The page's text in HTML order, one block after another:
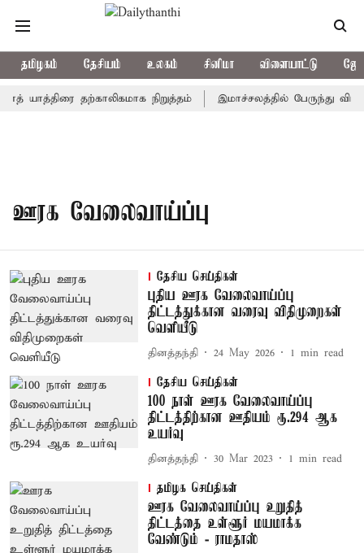
தமிழகம் தேசியம் உலகம் சினிமா விளையாட்டு
யாத்திரை தற்காலிகமாக நிறுத்தம் இமாச்சலத்தில் பேருந்து
ஊரக வேலைவாய்ப்பு
தேசிய செய்திகள்
புதிய ஊரக வேலைவாய்ப்பு
திட்டத்துக்கான வரைவு விதிமுறைகள்
வெளியீடு
தினத்தந்தி 24 May 2026 1 min read
தேசிய செய்திகள்
100 நாள் ஊரக வேலைவாய்ப்பு
திட்டத்திற்கான ஊதியம் ரூ.294 ஆக
உயர்வு
தினத்தந்தி 30 Mar 2023 1 min read
தமிழக செய்திகள்
ஊரக வேலைவாய்ப்பு உறுதித்
திட்டத்தை உள்ளூர் மயமாக்க
வேண்டும் - ராமதாஸ்